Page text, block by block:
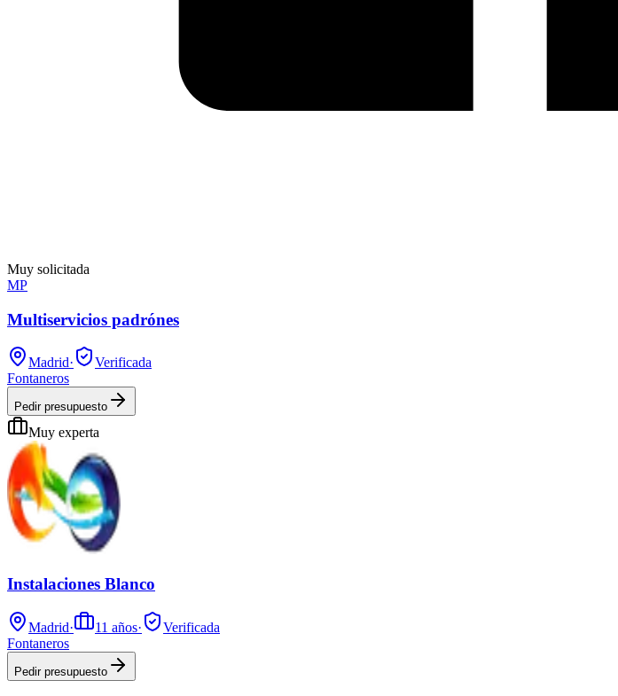
Muy solicitada
MP
Multiservicios padrónes
Madrid·
Verificada
Fontaneros
Pedir presupuesto
Muy experta
Instalaciones Blanco
Madrid· 11 años·
Verificada
Fontaneros
Pedir presupuesto